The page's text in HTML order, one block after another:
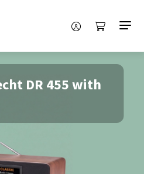
DR 455 with